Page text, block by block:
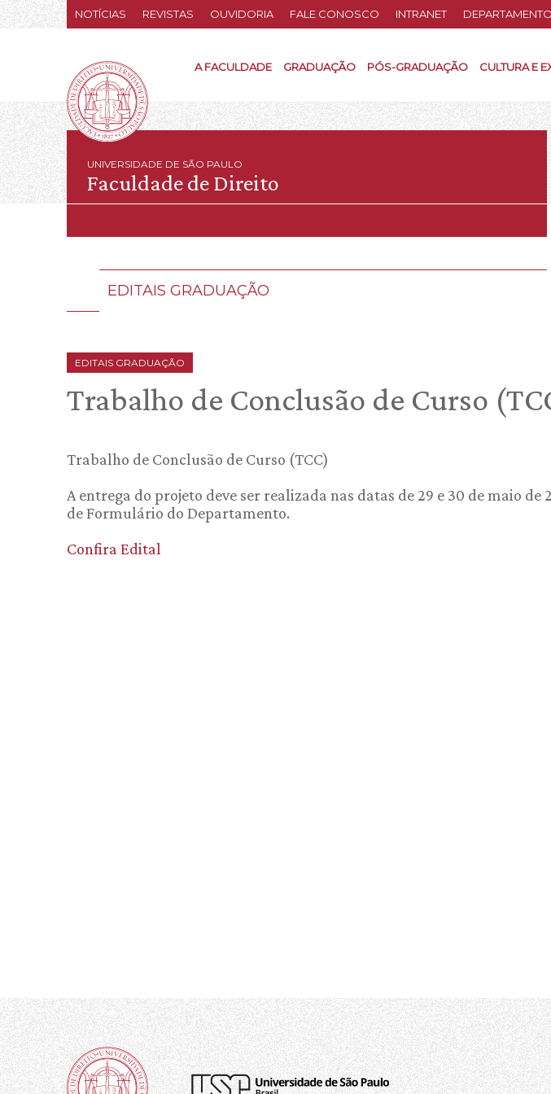
NOTÍCIAS REVISTAS OUVIDORIA FALE CONOSCO INTRANET
A FACULDADE GRADUAÇÃO PÓS-GRADUAÇÃO CULTURA E
UNIVERSIDADE DE SÃO PAULO
Faculdade de Direito
EDITAIS GRADUAÇÃO
EDITAIS GRADUAÇÃO
Trabalho de Conclusão de Curso
Trabalho de Conclusão de Curso (TCC)
A entrega do projeto deve ser realizada nas datas de 29 e 30 de maio
de Formulário do Departamento.
Confira Edital